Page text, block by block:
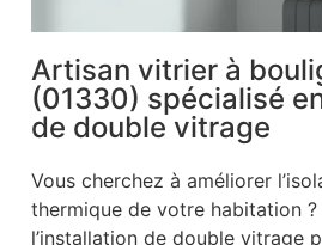
Artisan vitrier à
(01330) spécialisé
de double vitrage
Vous cherchez à améliorer
thermique de votre habitation
l’installation de double vitrage